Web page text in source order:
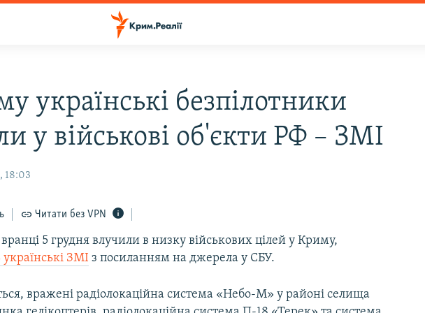
українські безпілотники
у військові об'єкти РФ – ЗМІ
18:03
Читати без VPN
5 грудня влучили в низку військових цілей у Криму,
ЗМІ з посиланням на джерела у СБУ.
вражені радіолокаційна система «Небо-М» у районі селища